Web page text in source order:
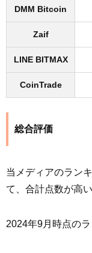
DMM Bitcoin
Zaif
LINE BITMAX
CoinTrade
総合評価
当メディアのラン
て、合計点数が高
2024年9月時点の